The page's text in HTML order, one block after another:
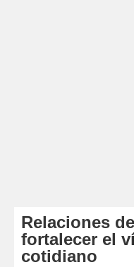
Relaciones
fortalecer el
cotidiano